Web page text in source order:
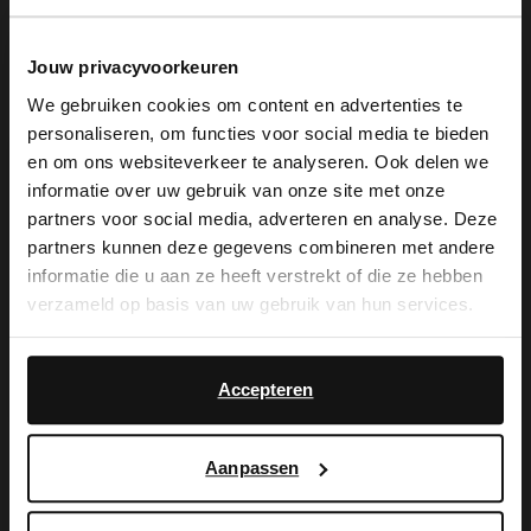
Jouw privacyvoorkeuren
We gebruiken cookies om content en advertenties te
personaliseren, om functies voor social media te bieden
en om ons websiteverkeer te analyseren. Ook delen we
informatie over uw gebruik van onze site met onze
partners voor social media, adverteren en analyse. Deze
partners kunnen deze gegevens combineren met andere
informatie die u aan ze heeft verstrekt of die ze hebben
verzameld op basis van uw gebruik van hun services.
Accepteren
Aanpassen
Produktbeschreibung
Schwarze Slingbackpumps aus Leder der
Marke Manfield. Die Pumps haben einen
6 cm hohen Absatz und eine spitze Kappe.
Als Schuhpflege empfehlen wir das
Lieferung & Rücksendung
×
View this website in English?
It looks like your language isn't Dutch. Would
you like to switch to English?
English